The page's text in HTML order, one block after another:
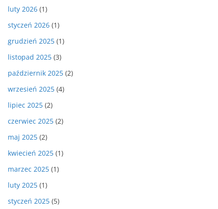
luty 2026 (1)
styczeń 2026 (1)
grudzień 2025 (1)
listopad 2025 (3)
październik 2025 (2)
wrzesień 2025 (4)
lipiec 2025 (2)
czerwiec 2025 (2)
maj 2025 (2)
kwiecień 2025 (1)
marzec 2025 (1)
luty 2025 (1)
styczeń 2025 (5)